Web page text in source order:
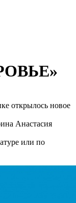
открылось новое
Анастасия
или по